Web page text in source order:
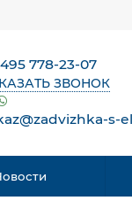
778-23-07
ЗВОНОК
s-